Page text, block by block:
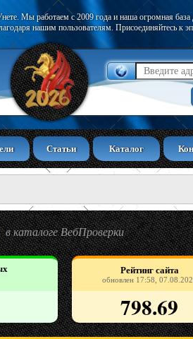
Мы работаем с 2009 года и наша огромная
нашим пользователям. Присоединяйтесь к
Статьи Каталог
в каталоге ВебПроверки
Рейтинг сайта
обновлен 17:58,
798.69